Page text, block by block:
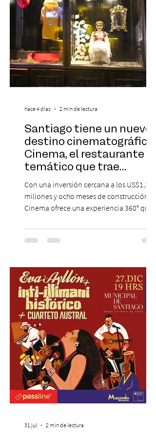
Santiago tiene un nuevo
destino cinematográfico:
Cinema, el restaurante
temático que trae
Hollywood a Chile
Con una inversión cercana a los US$1,3
millones y ocho meses de construcción,
Cinema ofrece una experiencia 360° que
cinematográfica y actores en vivo,
recreando algunos de los universos más
una nueva atracción a su oferta
gastronómica y turística con la apertura de
Cinema, un restaurante temático
inspirado en el concepto de un museo de
Hollywood, que promete transportar a sus
visitantes a distintos
hace 4 días 2 min de lectura
31 jul 2 min de lectura